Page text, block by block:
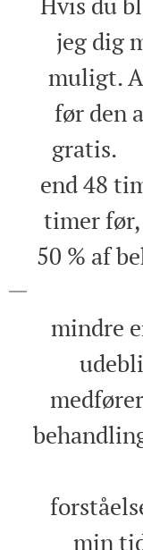
jeg dig
muligt.
før den
end 48
timer før,
50 % af
mindre
min